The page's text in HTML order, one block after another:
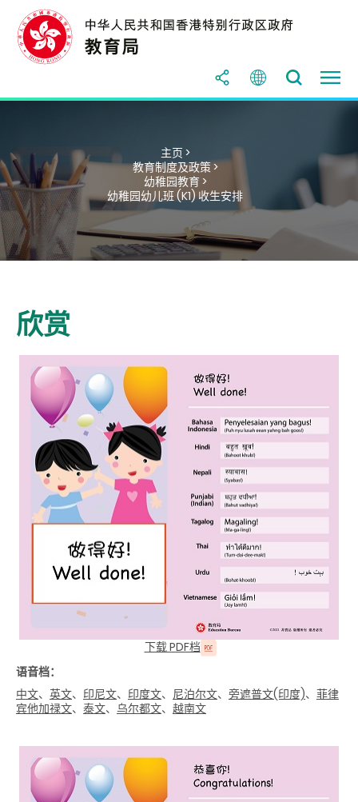
主页 >
教育制度及政策 >
幼稚园教育 >
幼稚园幼儿班 (K1) 收生安排
欣赏
下载 PDF档
语音档：
中文、 英文、 印尼文、 印度文、 尼泊尔文、 旁遮普文(印度)、 菲律
宾他加禄文、 泰文、 乌尔都文、 越南文